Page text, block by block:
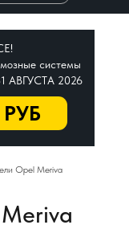
системы
АВГУСТА 2026
Opel Meriva